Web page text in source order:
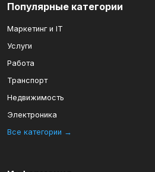
Популярные категории
Маркетинг и IT
Услуги
Работа
Транспорт
Недвижимость
Электроника
Все категории →